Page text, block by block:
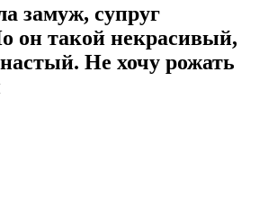
замуж, супруг
он такой некрасивый,
Не хочу рожать